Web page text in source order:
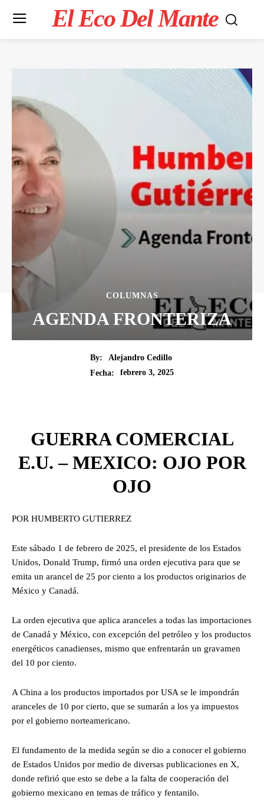
El Eco Del Mante
COLUMNAS
AGENDA FRONTERIZA
By:
Alejandro Cedillo
Fecha:
febrero 3, 2025
GUERRA COMERCIAL
E.U. – MEXICO: OJO POR
OJO
POR HUMBERTO GUTIERREZ
Este sábado 1 de febrero de 2025, el presidente de los Estados
Unidos, Donald Trump, firmó una orden ejecutiva para que se
emita un arancel de 25 por ciento a los productos originarios de
México y Canadá.
La orden ejecutiva que aplica aranceles a todas las importaciones
de Canadá y México, con excepción del petróleo y los productos
energéticos canadienses, mismo que enfrentarán un gravamen
del 10 por ciento.
A China a los productos importados por USA se le impondrán
aranceles de 10 por cierto, que se sumarán a los ya impuestos
por el gobierno norteamericano.
El fundamento de la medida según se dio a conocer el gobierno
de Estados Unidos por medio de diversas publicaciones en X,
donde refirió que esto se debe a la falta de cooperación del
gobierno mexicano en temas de tráfico y fentanilo.